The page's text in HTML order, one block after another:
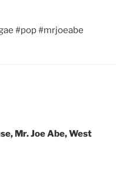
#pop #mrjoeabe
Mr. Joe Abe, West